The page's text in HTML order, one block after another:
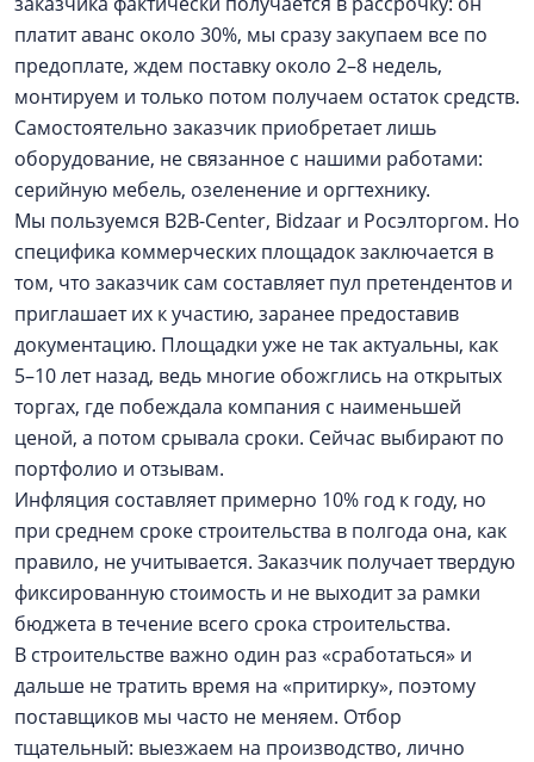
платит аванс около 30%, мы сразу закупаем все по
предоплате, ждем поставку около 2–8 недель,
монтируем и только потом получаем остаток средств.
Самостоятельно заказчик приобретает лишь
оборудование, не связанное с нашими работами:
серийную мебель, озеленение и оргтехнику.
Мы пользуемся B2B-Center, Bidzaar и Росэлторгом. Но
специфика коммерческих площадок заключается в
том, что заказчик сам составляет пул претендентов и
приглашает их к участию, заранее предоставив
документацию. Площадки уже не так актуальны, как
5–10 лет назад, ведь многие обожглись на открытых
торгах, где побеждала компания с наименьшей
ценой, а потом срывала сроки. Сейчас выбирают по
портфолио и отзывам.
Инфляция составляет примерно 10% год к году, но
при среднем сроке строительства в полгода она, как
правило, не учитывается. Заказчик получает твердую
фиксированную стоимость и не выходит за рамки
бюджета в течение всего срока строительства.
В строительстве важно один раз «сработаться» и
дальше не тратить время на «притирку», поэтому
поставщиков мы часто не меняем. Отбор
тщательный: выезжаем на производство, лично